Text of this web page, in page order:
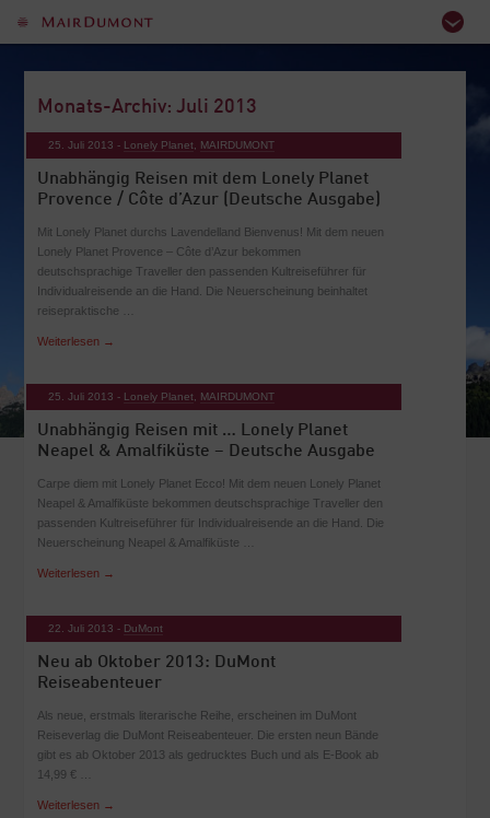
Monats-Archiv: Juli 2013
25. Juli 2013 - Lonely Planet, MAIRDUMONT
Unabhängig Reisen mit dem Lonely Planet
Provence / Côte d’Azur (Deutsche Ausgabe)
Mit Lonely Planet durchs Lavendelland Bienvenus! Mit dem neuen
Lonely Planet Provence – Côte d’Azur bekommen
deutschsprachige Traveller den passenden Kultreiseführer für
Individualreisende an die Hand. Die Neuerscheinung beinhaltet
reisepraktische …
Weiterlesen →
25. Juli 2013 - Lonely Planet, MAIRDUMONT
Unabhängig Reisen mit … Lonely Planet
Neapel & Amalfiküste – Deutsche Ausgabe
Carpe diem mit Lonely Planet Ecco! Mit dem neuen Lonely Planet
Neapel & Amalfiküste bekommen deutschsprachige Traveller den
passenden Kultreiseführer für Individualreisende an die Hand. Die
Neuerscheinung Neapel & Amalfiküste …
Weiterlesen →
22. Juli 2013 - DuMont
Neu ab Oktober 2013: DuMont
Reiseabenteuer
Als neue, erstmals literarische Reihe, erscheinen im DuMont
Reiseverlag die DuMont Reiseabenteuer. Die ersten neun Bände
gibt es ab Oktober 2013 als gedrucktes Buch und als E-Book ab
14,99 € …
Weiterlesen →